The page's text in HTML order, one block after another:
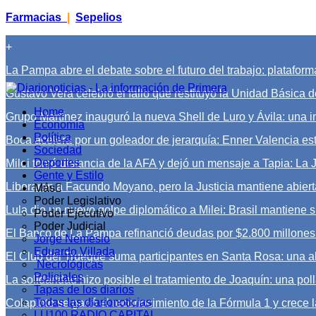
Farmacias Sepelios
+
La Pampa abre el debate sobre el futuro del trabajo:
Gustavo Vera celebró el fallo que restituyó la Unidad Básica
Grupo Martínez inauguró la nueva Shell de Luro y Ávila: una
Boca acelera por un goleador de jerarquía: Enner Valencia
Milei tomó distancia de la AFA y dejó un mensaje a Tapia:
Liberaron a Facundo Moyano, pero la Justicia mantiene
Lula dio un nuevo golpe diplomático a Milei: Brasil mantiene
El Banco de La Pampa refinanció deudas por $2.800
El Club del Trueque suma participantes en Santa Rosa: una
La solidaridad hizo posible el tratamiento de Joaquín: una
Colapinto se ganó el reconocimiento de la Fórmula 1 y
Home
Economía
Política
Sociedad
Deportes
Gente y Estilo
Más
Poder Legislativo
Poder Ejecutivo
Poder Judicial
Jorge Nemesio
Eduardo Villada
Necrológicas
Policiales
Tapas de los diarios
Todas las diarionoticias